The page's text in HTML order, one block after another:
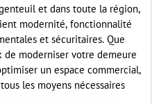
et dans toute la région,
modernité, fonctionnalité
et sécuritaires. Que
de moderniser votre demeure
un espace commercial,
les moyens nécessaires